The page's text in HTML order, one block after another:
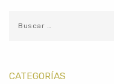
CATEGORÍAS